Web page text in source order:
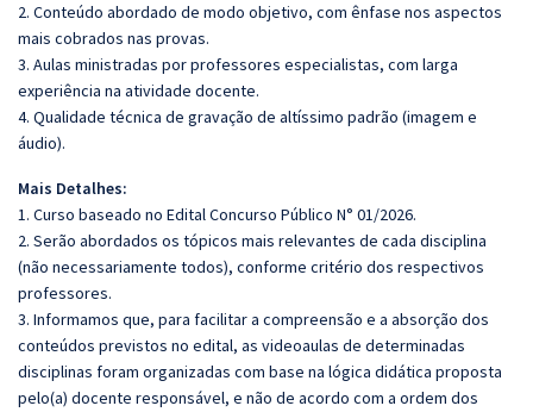
2. Conteúdo abordado de modo objetivo, com ênfase nos aspectos
mais cobrados nas provas.
3. Aulas ministradas por professores especialistas, com larga
experiência na atividade docente.
4. Qualidade técnica de gravação de altíssimo padrão (imagem e
áudio).
Mais Detalhes:
1. Curso baseado no Edital Concurso Público N° 01/2026.
2. Serão abordados os tópicos mais relevantes de cada disciplina
(não necessariamente todos), conforme critério dos respectivos
professores.
3. Informamos que, para facilitar a compreensão e a absorção dos
conteúdos previstos no edital, as videoaulas de determinadas
disciplinas foram organizadas com base na lógica didática proposta
pelo(a) docente responsável, e não de acordo com a ordem dos